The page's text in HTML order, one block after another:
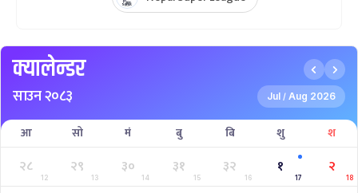
क्यालेन्डर
साउन २०८३ Jul / Aug 2026
आ सो मं बु बि शु श
२८
12
२९
13
३०
14
३१
15
३२
16
१
17
२
18